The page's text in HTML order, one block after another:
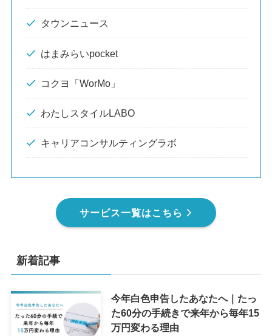
タウンニュース
はまみらいpocket
コクヨ「WorMo」
わたしスタイルLABO
キャリアコンサルティングラボ
サービス一覧はこちら
新着記事
今年白色申告したあなたへ｜たっ
た60分の手続きで来年から毎年15
万円変わる理由